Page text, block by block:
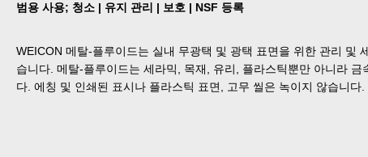
범용 사용; 청소 | 유지 관리 | 보호 | NSF 등록
WEICON 메탈-플루이드는 실내 무광택 및 광택 표면을 위한 관리 및
습니다. 메탈-플루이드는 세라믹, 목재, 유리, 플라스틱뿐만 아니라 금
다. 에칭 및 인쇄된 표시나 플라스틱 표면, 고무 씰은 녹이지 않습니다.